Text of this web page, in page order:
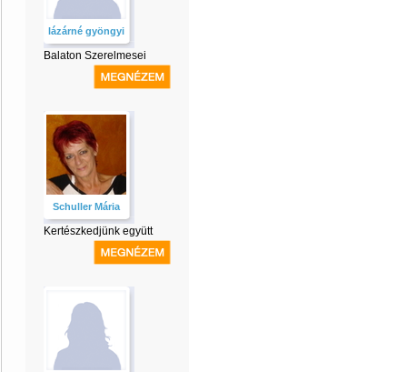
lázárné gyöngyi
Balaton Szerelmesei
Schuller Mária
Kertészkedjünk együtt